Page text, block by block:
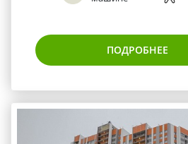
ПОДРОБНЕЕ